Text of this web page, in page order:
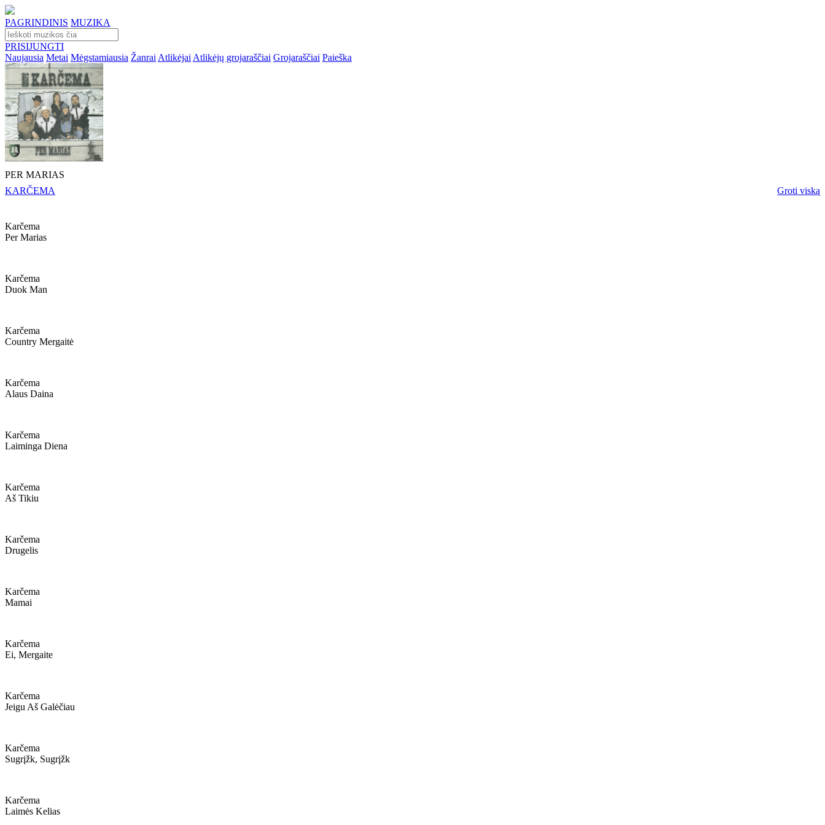
PAGRINDINIS MUZIKA
PRISIJUNGTI
Naujausia Metai Mėgstamiausia Žanrai Atlikėjai Atlikėjų grojaraščiai Grojaraščiai Paieška
PER MARIAS
KARČEMA
Groti viską
Karčema
Per Marias
Karčema
Duok Man
Karčema
Country Mergaitė
Karčema
Alaus Daina
Karčema
Laiminga Diena
Karčema
Aš Tikiu
Karčema
Drugelis
Karčema
Mamai
Karčema
Ei, Mergaite
Karčema
Jeigu Aš Galėčiau
Karčema
Sugrįžk, Sugrįžk
Karčema
Laimės Kelias